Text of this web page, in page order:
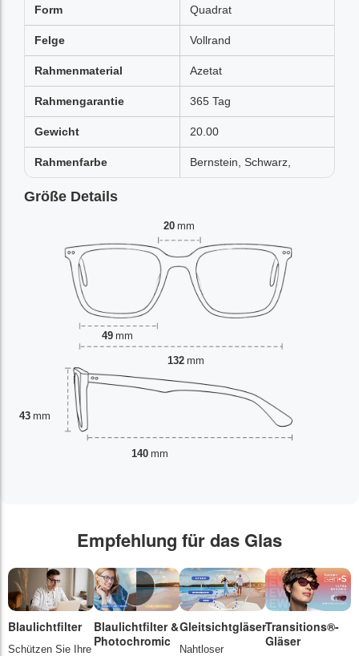
Form Quadrat
Felge Vollrand
Rahmenmaterial Azetat
Rahmengarantie 365 Tag
Gewicht 20.00
Rahmenfarbe Bernstein, Schwarz,
Größe Details
20 mm
49 mm
43 mm
132 mm
140 mm
Empfehlung für das Glas
Blaulichtfilter
Schützen Sie Ihre
Blaulichtfilter &
Photochromic
Gleitsichtgläser
Nahtloser
Transitions®-
Gläser